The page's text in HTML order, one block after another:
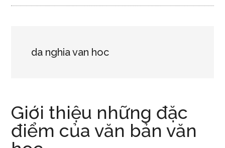
da nghia van hoc
Giới thiệu những đặc
điểm của văn bản văn